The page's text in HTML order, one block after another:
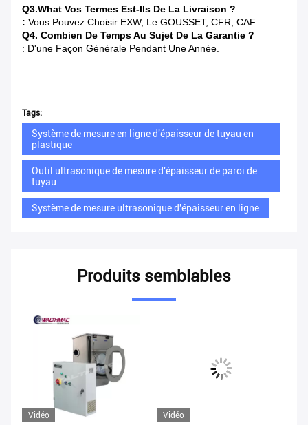
Q3.What Vos Termes Est-Ils De La Livraison ?
: Vous Pouvez Choisir EXW, Le GOUSSET, CFR, CAF.
Q4. Combien De Temps Au Sujet De La Garantie ?
: D'une Façon Générale Pendant Une Année.
Tags:
Système de mesure en ligne d'épaisseur de tuyau en
plastique
Outil ultrasonique de mesure d'épaisseur de paroi de
tuyau
Système de mesure ultrasonique d'épaisseur en ligne
Produits semblables
Vidéo Vidéo